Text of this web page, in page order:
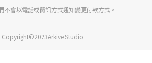
不會以電話或簡訊方式通知變更付款方式。
Copyright©2023Arkive Studio